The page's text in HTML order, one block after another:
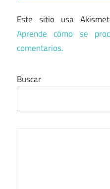
Este sitio usa
Aprende cómo se
comentarios.
Buscar